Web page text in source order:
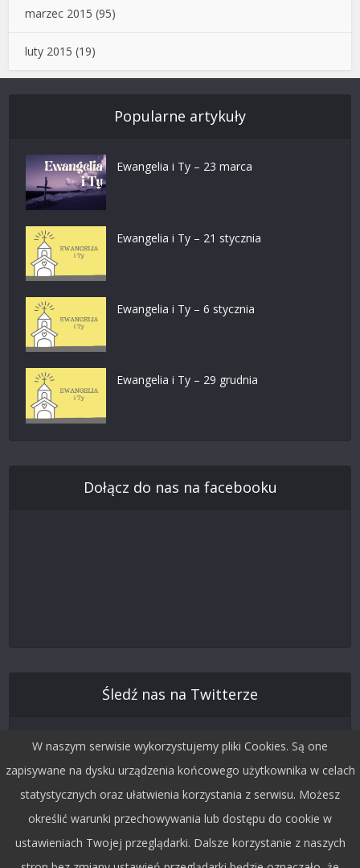
marzec 2015 (95)
luty 2015 (19)
Popularne artykuły
Ewangelia i Ty – 23 marca
Ewangelia i Ty – 21 stycznia
Ewangelia i Ty – 6 stycznia
Ewangelia i Ty – 29 grudnia
Dołącz do nas na facebooku
Śledź nas na Twitterze
W naszym serwisie wykorzystujemy pliki Cookies. Są one
zapisywane na dysku urządzenia końcowego użytkownika w celach
statystycznych oraz ułatwienia korzystania z serwisu. Możesz
określić warunki przechowywania lub dostępu do cookie w
ustawieniach Twojej przeglądarki. Dalsze korzystanie z naszych